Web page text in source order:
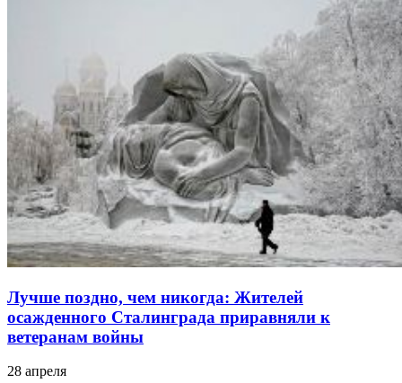
Лучше поздно, чем никогда: Жителей
осажденного Сталинграда приравняли к
ветеранам войны
28 апреля